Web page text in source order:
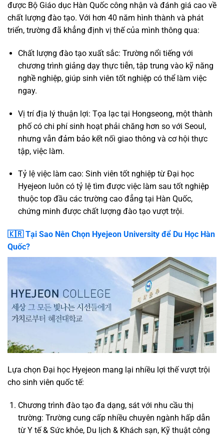
được Bộ Giáo dục Hàn Quốc công nhận và đánh giá cao về
chất lượng đào tạo. Với hơn 40 năm hình thành và phát
triển, trường đã khẳng định vị thế của mình thông qua:
Chất lượng đào tạo xuất sắc: Trường nổi tiếng với
chương trình giảng dạy thực tiễn, tập trung vào kỹ năng
nghề nghiệp, giúp sinh viên tốt nghiệp có thể làm việc
ngay.
Vị trí địa lý thuận lợi: Tọa lạc tại Hongseong, một thành
phố có chi phí sinh hoạt phải chăng hơn so với Seoul,
nhưng vẫn đảm bảo kết nối giao thông và cơ hội thực
tập, việc làm.
Tỷ lệ việc làm cao: Sinh viên tốt nghiệp từ Đại học
Hyejeon luôn có tỷ lệ tìm được việc làm sau tốt nghiệp
thuộc top đầu các trường cao đẳng tại Hàn Quốc,
chứng minh được chất lượng đào tạo vượt trội.
🇰🇷 Tại Sao Nên Chọn Hyejeon University để Du Học Hàn
Quốc?
Lựa chọn Đại học Hyejeon mang lại nhiều lợi thế vượt trội
cho sinh viên quốc tế:
Chương trình đào tạo đa dạng, sát với nhu cầu thị
trường: Trường cung cấp nhiều chuyên ngành hấp dẫn
từ Y tế & Sức khỏe, Du lịch & Khách sạn, Kỹ thuật công